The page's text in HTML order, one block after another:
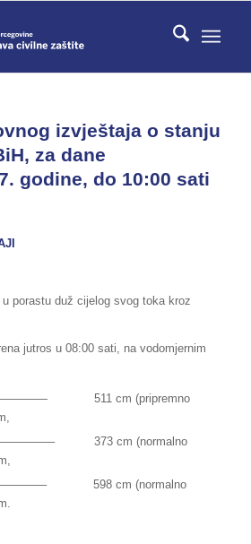
izvještaja o stanju
za dane
godine, do 10:00 sati
porastu duž cijelog svog toka kroz
jutros u 08:00 sati, na vodomjernim
511 cm (pripremno
—————– 373 cm (normalno
598 cm (normalno